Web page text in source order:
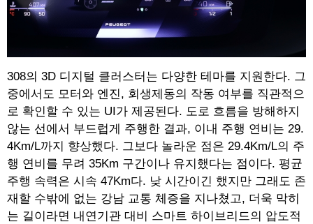
308의 3D 디지털 클러스터는 다양한 테마를 지원한다. 그
중에서도 모터와 엔진, 회생제동의 작동 여부를 직관적으
로 확인할 수 있는 UI가 제공된다. 도로 흐름을 방해하지
않는 선에서 부드럽게 주행한 결과, 이내 주행 연비는 29.
4Km/L까지 향상했다. 그보다 놀라운 점은 29.4Km/L의 주
행 연비를 무려 35Km 구간이나 유지했다는 점이다. 평균
주행 속력은 시속 47Km다. 낮 시간이긴 했지만 그래도 존
재할 수밖에 없는 강남 교통 체증을 지나쳤고, 더욱 막히
는 길이라면 내연기관 대비 스마트 하이브리드의 압도적